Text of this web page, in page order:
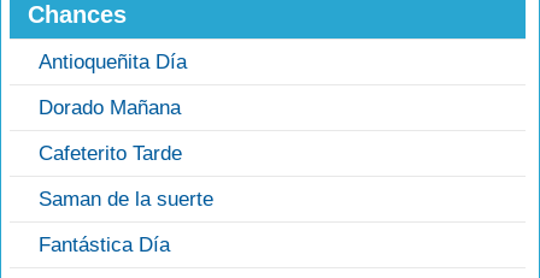
Chances
Antioqueñita Día
Dorado Mañana
Cafeterito Tarde
Saman de la suerte
Fantástica Día